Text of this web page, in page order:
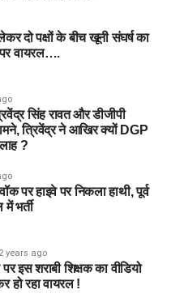
दो पक्षों के बीच खूनी संघर्ष का
पर वायरल….
सिंह रावत और डीजीपी
त्रिवेंद्र ने आखिर क्यों DGP
?
पर हाइवे पर निकला हाथी, पूर्व
भर्ती
2 years ago
इस शराबी शिक्षक का वीडियो
हो रहा वायरल !